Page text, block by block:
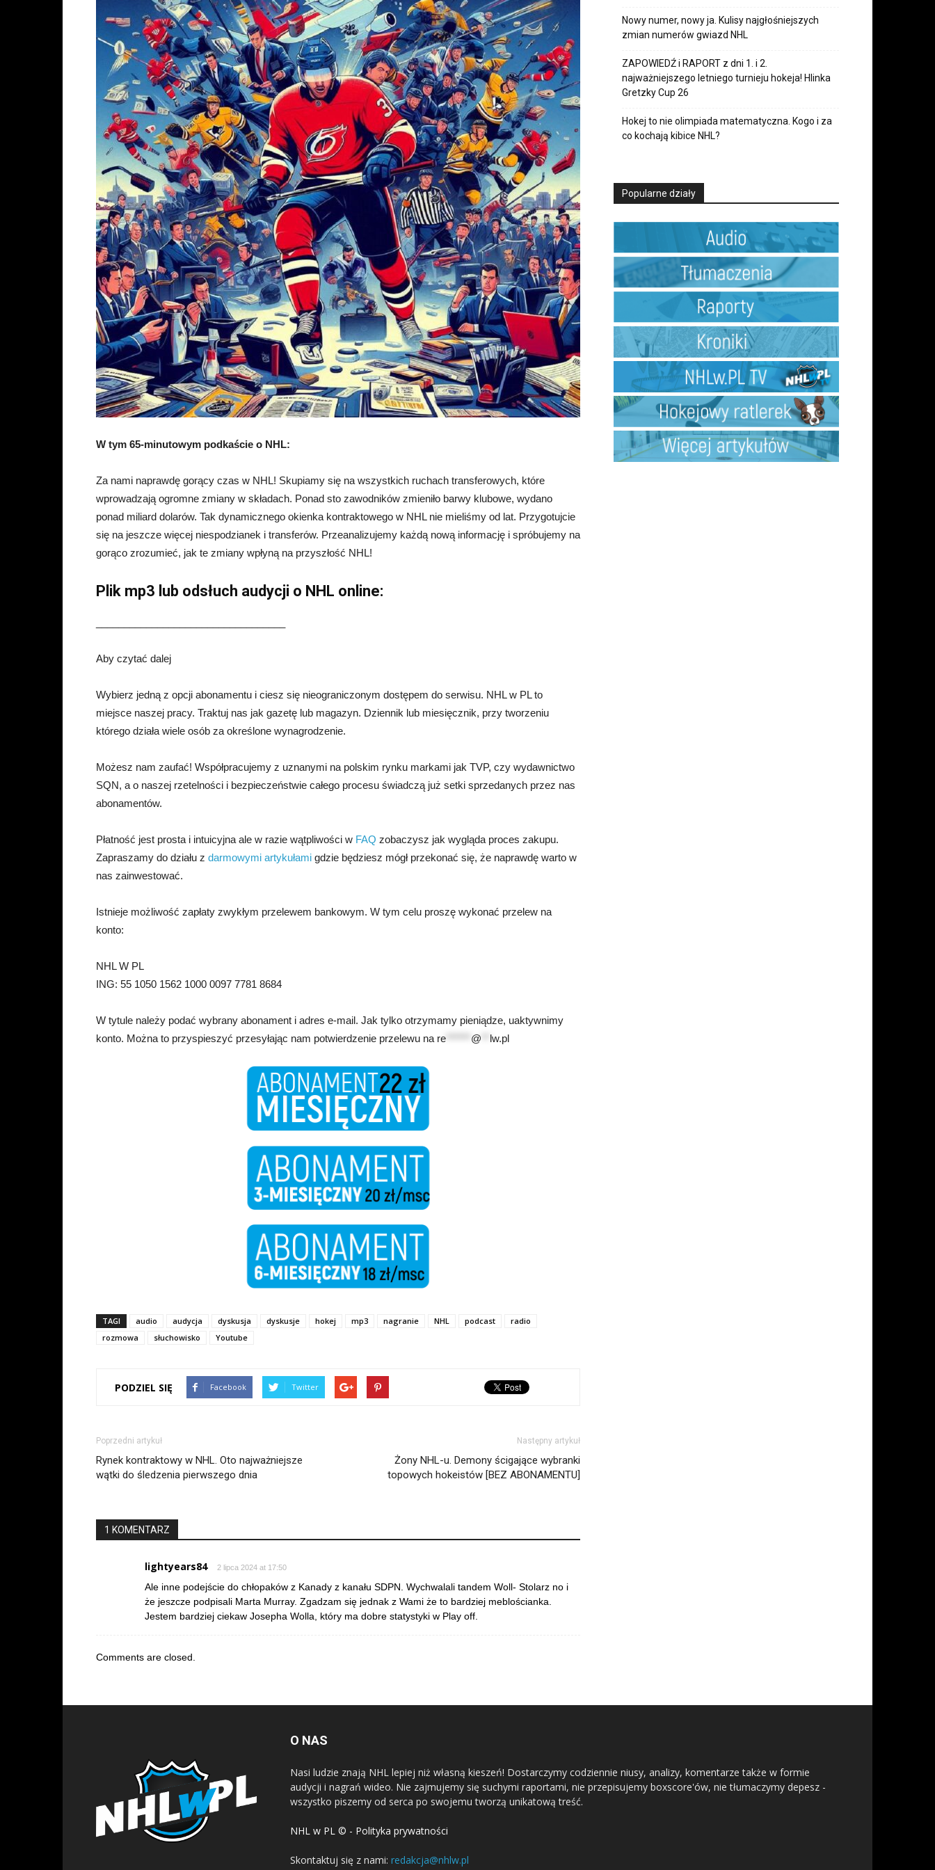
W tym 65-minutowym podkaście o NHL:
Za nami naprawdę gorący czas w NHL! Skupiamy się na wszystkich ruchach transferowych, które
wprowadzają ogromne zmiany w składach. Ponad sto zawodników zmieniło barwy klubowe, wydano
ponad miliard dolarów. Tak dynamicznego okienka kontraktowego w NHL nie mieliśmy od lat. Przygotujcie
się na jeszcze więcej niespodzianek i transferów. Przeanalizujemy każdą nową informację i spróbujemy na
gorąco zrozumieć, jak te zmiany wpłyną na przyszłość NHL!
Plik mp3 lub odsłuch audycji o NHL online:
Aby czytać dalej
Wybierz jedną z opcji abonamentu i ciesz się nieograniczonym dostępem do serwisu. NHL w PL to
miejsce naszej pracy. Traktuj nas jak gazetę lub magazyn. Dziennik lub miesięcznik, przy tworzeniu
którego działa wiele osób za określone wynagrodzenie.
Możesz nam zaufać! Współpracujemy z uznanymi na polskim rynku markami jak TVP, czy wydawnictwo
SQN, a o naszej rzetelności i bezpieczeństwie całego procesu świadczą już setki sprzedanych przez nas
abonamentów.
Płatność jest prosta i intuicyjna ale w razie wątpliwości w FAQ zobaczysz jak wygląda proces zakupu.
Zapraszamy do działu z darmowymi artykułami gdzie będziesz mógł przekonać się, że naprawdę warto w
nas zainwestować.
Istnieje możliwość zapłaty zwykłym przelewem bankowym. W tym celu proszę wykonać przelew na
konto:
NHL W PL
ING: 55 1050 1562 1000 0097 7781 8684
W tytule należy podać wybrany abonament i adres e-mail. Jak tylko otrzymamy pieniądze, uaktywnimy
konto. Można to przyspieszyć przesyłając nam potwierdzenie przelewu na re @ lw.pl
TAGI audio audycja dyskusja dyskusje hokej mp3 nagranie NHL podcast
radio
rozmowa
słuchowisko Youtube
PODZIEL SIĘ Facebook Twitter
Poprzedni artykuł
Rynek kontraktowy w NHL. Oto najważniejsze
wątki do śledzenia pierwszego dnia
Następny artykuł
Żony NHL-u. Demony ścigające wybranki
topowych hokeistów [BEZ ABONAMENTU]
1 KOMENTARZ
lightyears84 2 lipca 2024 at 17:50
Ale inne podejście do chłopaków z Kanady z kanału SDPN. Wychwalali tandem Woll- Stolarz no i
że jeszcze podpisali Marta Murray. Zgadzam się jednak z Wami że to bardziej meblościanka.
Jestem bardziej ciekaw Josepha Wolla, który ma dobre statystyki w Play off.
Comments are closed.
Nowy numer, nowy ja. Kulisy najgłośniejszych
zmian numerów gwiazd NHL
ZAPOWIEDŹ i RAPORT z dni 1. i 2.
najważniejszego letniego turnieju hokeja! Hlinka
Gretzky Cup 26
Hokej to nie olimpiada matematyczna. Kogo i za
co kochają kibice NHL?
Popularne działy
O NAS
Nasi ludzie znają NHL lepiej niż własną kieszeń! Dostarczymy codziennie niusy, analizy, komentarze także w formie
audycji i nagrań wideo. Nie zajmujemy się suchymi raportami, nie przepisujemy boxscore'ów, nie tłumaczymy depesz -
wszystko piszemy od serca po swojemu tworzą unikatową treść.
NHL w PL © - Polityka prywatności
Skontaktuj się z nami: redakcja@nhlw.pl